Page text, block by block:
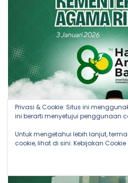
Privasi & Cookie: Situs ini
ini berarti menyetujui penggunaan
Untuk mengetahui lebih lanjut,
cookie, lihat di sini: Kebijakan Cookie